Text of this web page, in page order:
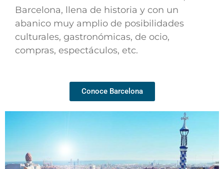
Barcelona, llena de historia y con un
abanico muy amplio de posibilidades
culturales, gastronómicas, de ocio,
compras, espectáculos, etc.
Conoce Barcelona